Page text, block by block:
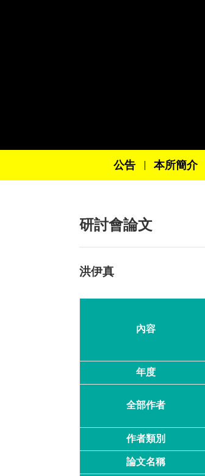
公告 本所簡介
研討會論文
洪伊真
內容
年度
全部作者
作者類別
論文名稱